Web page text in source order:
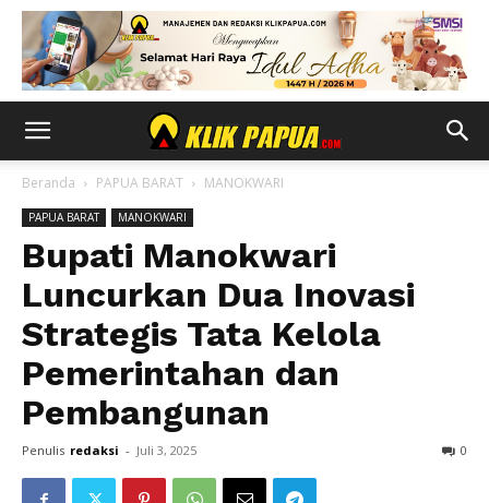
Beranda PAPUA BARAT MANOKWARI
PAPUA BARAT MANOKWARI
Bupati Manokwari
Luncurkan Dua Inovasi
Strategis Tata Kelola
Pemerintahan dan
Pembangunan
Penulis redaksi - Juli 3, 2025 0